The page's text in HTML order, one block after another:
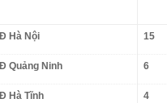
Hà Nội 15
Quảng Ninh 6
Hà Tĩnh 4